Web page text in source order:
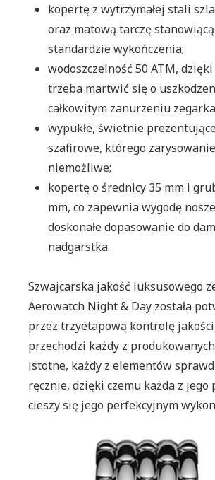
kopertę z wytrzymałej stali
oraz matową tarczę
standardzie wykończenia;
wodoszczelność 50 ATM,
trzeba martwić się o
całkowitym zanurzeniu
wypukłe, świetnie
szafirowe, którego
niemożliwe;
kopertę o średnicy 35 mm i
mm, co zapewnia wygodę
doskonałe dopasowanie do
nadgarstka.
Szwajcarska jakość luksusowego
Aerowatch Night & Day została
przez trzyetapową kontrolę
przechodzi każdy z
istotne, każdy z elementów
ręcznie, dzięki czemu każda z jego
cieszy się jego perfekcyjnym